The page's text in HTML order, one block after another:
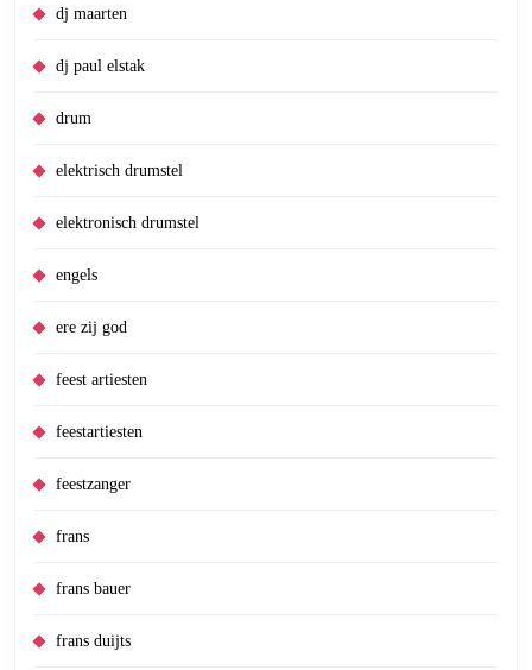
dj maarten
dj paul elstak
drum
elektrisch drumstel
elektronisch drumstel
engels
ere zij god
feest artiesten
feestartiesten
feestzanger
frans
frans bauer
frans duijts